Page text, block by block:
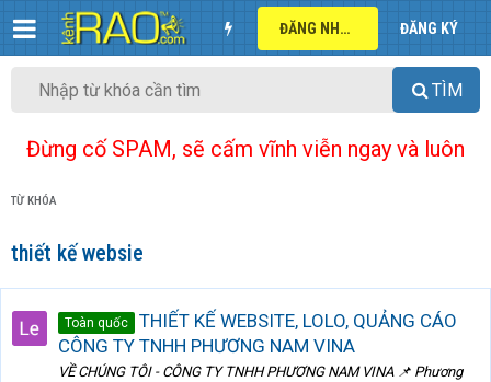
ĐĂNG NHẬP ĐĂNG KÝ
TÌM
Đừng cố SPAM, sẽ cấm vĩnh viễn ngay và luôn
TỪ KHÓA
thiết kế websie
Toàn quốc
THIẾT KẾ WEBSITE, LOLO, QUẢNG CÁO
CÔNG TY TNHH PHƯƠNG NAM VINA
VỀ CHÚNG TÔI - CÔNG TY TNHH PHƯƠNG NAM VINA 📌 Phương